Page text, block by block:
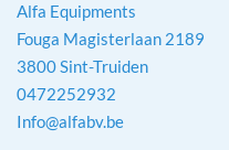
Alfa Equipments
Fouga Magisterlaan 2189
3800 Sint-Truiden
0472252932
Info@alfabv.be